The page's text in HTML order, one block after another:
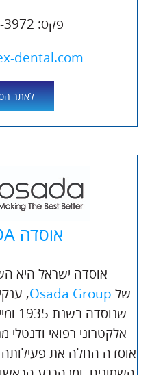
פקס: 04-987-3972
dental.com
לאתר
אוסדה OSADA
אוסדה ישראל היא
של Osada Group
,
אלקטרוני רפואי
אוסדה החלה את